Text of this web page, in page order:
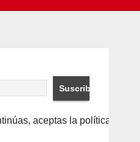
aceptas la política de